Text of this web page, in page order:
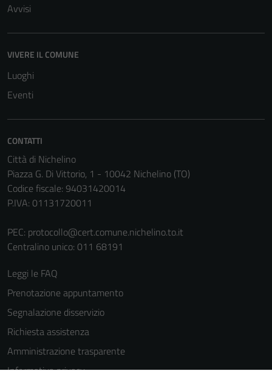
Avvisi
VIVERE IL COMUNE
Luoghi
Eventi
CONTATTI
Città di Nichelino
Piazza G. Di Vittorio, 1 - 10042 Nichelino (TO)
Codice fiscale: 94031420014
P.IVA: 01131720011
PEC: protocollo@cert.comune.nichelino.to.it
Centralino unico: 011 68191
Leggi le FAQ
Prenotazione appuntamento
Segnalazione disservizio
Richiesta assistenza
Amministrazione trasparente
Informativa privacy